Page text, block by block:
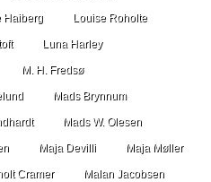
Haiberg Louise Roholte
Luna Harley
M. H. Fredsø
Mads Brynnum
Mads W. Olesen
Maja Devilli Maja Møller
Cramer Malan Jacobsen